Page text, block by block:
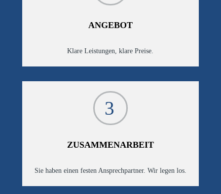
ANGEBOT
Klare Leistungen, klare Preise.
3
ZUSAMMENARBEIT
Sie haben einen festen Ansprechpartner. Wir legen los.